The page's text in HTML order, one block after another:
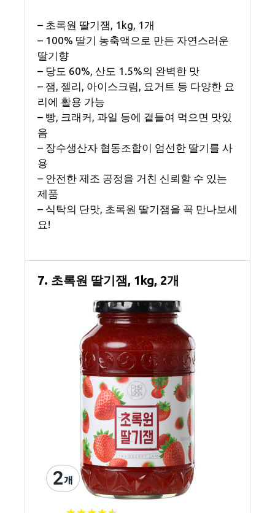
– 초록원 딸기잼, 1kg, 1개
– 100% 딸기 농축액으로 만든 자연스러운
딸기향
– 당도 60%, 산도 1.5%의 완벽한 맛
– 잼, 젤리, 아이스크림, 요거트 등 다양한 요
리에 활용 가능
– 빵, 크래커, 과일 등에 곁들여 먹으면 맛있
음
– 장수생산자 협동조합이 엄선한 딸기를 사
용
– 안전한 제조 공정을 거친 신뢰할 수 있는
제품
– 식탁의 단맛, 초록원 딸기잼을 꼭 만나보세
요!
7. 초록원 딸기잼, 1kg, 2개